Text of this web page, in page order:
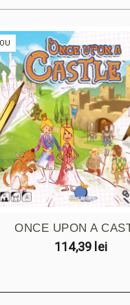
ONCE UPON A
114,39 lei